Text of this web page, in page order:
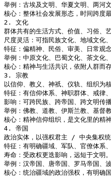
举例：古埃及文明、华夏文明、两河
核心：整体社会发展形态，时间跨度
2. 文化
群体共有的生活方式、价值、习俗、
尺度灵活：可指民族文化、地域文化
特征：偏精神、民俗、审美、日常观
举例：中原文化、巴蜀文化、茶文化、
核心：精神与生活共识，依附人群而存
3. 宗教
以信仰、教义、神祇、仪轨、组织为
特征：有信仰体系、神职群体、戒律
影响：可跨民族、跨帝国、跨文明传播
举例：佛教、道教、伊斯兰教、基督教
核心：精神信仰组织，是文化里的精神
4. 帝国
政治实体，以强权君主 / 中央集权统
特征：有明确疆域、军队、官僚体系
寿命：受政权更迭影响，远短于文明。
举例：汉帝国、唐帝国、罗马帝国、波
核心：统治疆域的政治强权，有明确